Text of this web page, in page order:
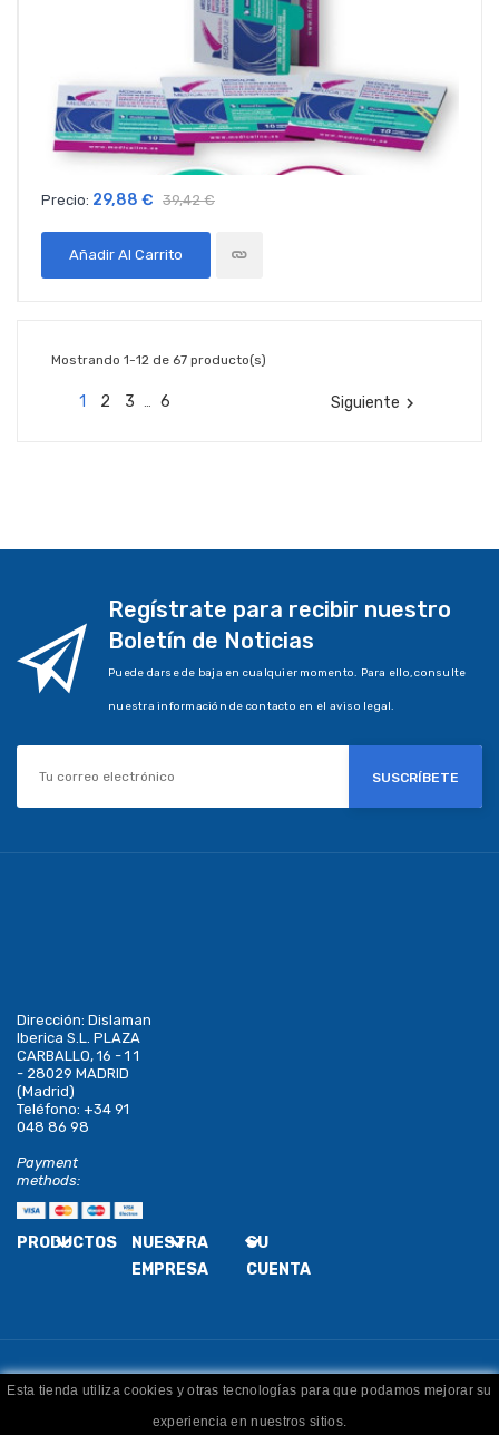
Precio: 29,88 € 39,42 €
Añadir Al Carrito
Mostrando 1-12 de 67 producto(s)
1 2 3 … 6 Siguiente 
Regístrate para recibir nuestro
Boletín de Noticias
Puede darse de baja en cualquier momento. Para ello, consulte
nuestra información de contacto en el aviso legal.
SUSCRÍBETE
Dirección: Dislaman
Iberica S.L. PLAZA
CARBALLO, 16 - 1 1
- 28029 MADRID
(Madrid)
Teléfono: +34 91
048 86 98
Payment
methods:
PRODUCTOS
NUESTRA
EMPRESA
SU
CUENTA
Esta tienda utiliza cookies y otras tecnologías para que podamos mejorar su
experiencia en nuestros sitios.
Dislaman . Todos los derechos reservados